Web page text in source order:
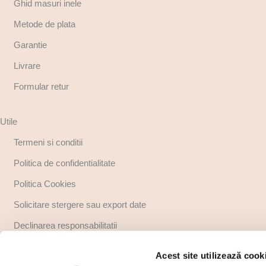
Acest site utilizează
Ghid masuri inele
Metode de plata
Garantie
Livrare
Formular retur
Utile
Termeni si conditii
Politica de confidentialitate
Politica Cookies
Solicitare stergere sau export date
Declinarea responsabilitatii